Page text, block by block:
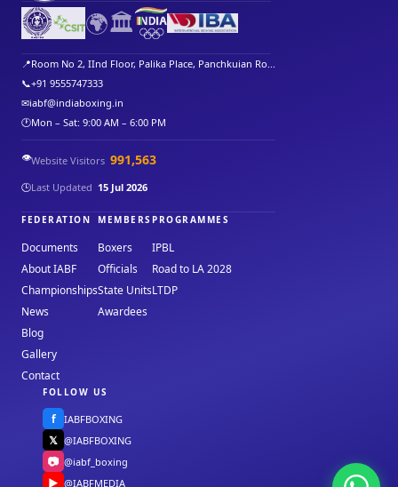
🌍🏛️
📍Room No 2, IInd Floor, Palika Place, Panchkuian Ro...
📞+91 9555747333
✉iabf@indiaboxing.in
🕐Mon – Sat: 9:00 AM – 6:00 PM
👁️Website Visitors 991,563
🕒Last Updated 15 Jul 2026
FEDERATION
Documents
About IABF
Championships
News
Blog
Gallery
Contact
MEMBERS
Boxers
Officials
State Units
Awardees
PROGRAMMES
IPBL
Road to LA 2028
LTDP
FOLLOW US
f IABFBOXING
𝕏 @IABFBOXING
📷 @iabf_boxing
▶ @IABFMEDIA